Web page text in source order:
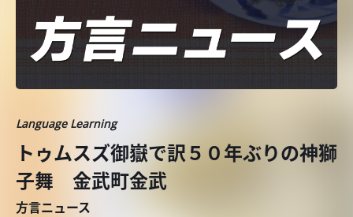
Language Learning
トゥムスズ御嶽で訳５０年ぶりの神獅
子舞 金武町金武
方言ニュース